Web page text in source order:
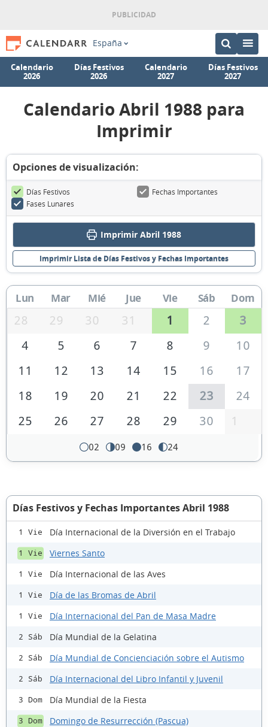
España
Calendario
2026
Días Festivos
2026
Calendario
2027
Días Festivos
2027
Calendario Abril 1988 para
Imprimir
Opciones de visualización:
Días Festivos
Fechas Importantes
Fases Lunares
Imprimir Abril 1988
Imprimir Lista de Días Festivos y Fechas Importantes
Lun Mar Mié Jue Vie Sáb Dom
28 29 30 31 1 2
3
4
5 6 7 8 9
10
11
12 13 14 15 16
17
18
19 20 21 22 23
24
25
26 27 28 29 30 1
02 09 16 24
Días Festivos y Fechas Importantes Abril 1988
1 Vie Día Internacional de la Diversión en el Trabajo
1 Vie Viernes Santo
1 Vie Día Internacional de las Aves
1 Vie Día de las Bromas de Abril
1 Vie Día Internacional del Pan de Masa Madre
2 Sáb Día Mundial de la Gelatina
2 Sáb Día Mundial de Concienciación sobre el Autismo
2 Sáb Día Internacional del Libro Infantil y Juvenil
3 Dom Día Mundial de la Fiesta
3 Dom Domingo de Resurrección (Pascua)